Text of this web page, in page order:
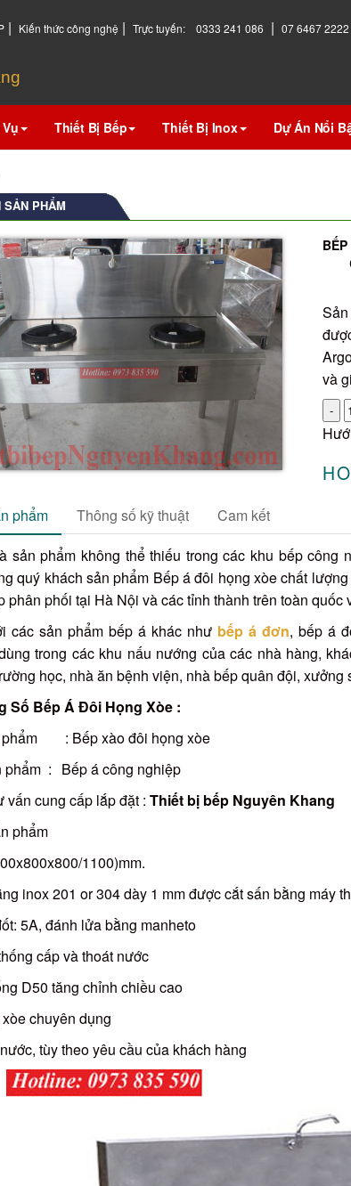
| Kiến thức công nghệ | Trực tuyến: 0333 241 086 | 07 6467 2222
Thiết Bị Bếp Thiết Bị Inox Dự Án Nổi
SẢN PHẨM
và
Số
lượng
phẩm Thông số kỹ thuật
Cam kết
sản phẩm không thể thiếu trong các khu bếp công
quý khách sản phẩm Bếp á đôi họng xòe chất
phân phối tại Hà Nội và các tỉnh thành trên toàn quốc
các sản phẩm bếp á khác như bếp á đơn, bếp á
trong các khu nấu nướng của các nhà hàng,
học, nhà ăn bệnh viện, nhà bếp quân đội, xưởng
Số Bếp Á Đôi Họng Xòe :
: Bếp xào đôi họng xòe
phẩm : Bếp á công nghiệp
vấn cung cấp lắp đặt : Thiết bị bếp Nguyên Khang
phẩm
1100)mm.
inox 201 or 304 dày 1 mm được cắt sấn bằng máy
5A, đánh lửa bằng manheto
cấp và thoát nước
D50 tăng chỉnh chiều cao
chuyên dụng
tùy theo yêu cầu của khách hàng